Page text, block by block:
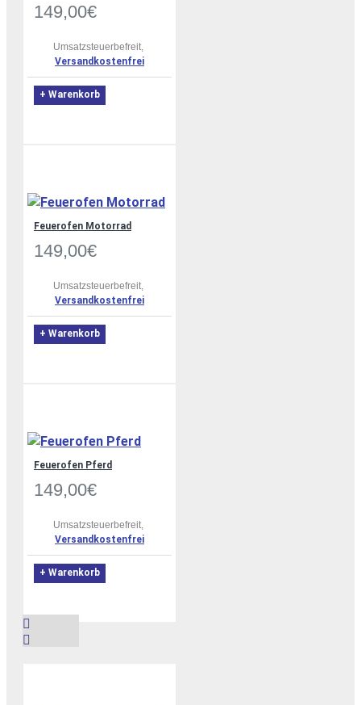
149,00€
Umsatzsteuerbefreit,
Versandkostenfrei
+ Warenkorb
Feuerofen Motorrad
149,00€
Umsatzsteuerbefreit,
Versandkostenfrei
+ Warenkorb
Feuerofen Pferd
149,00€
Umsatzsteuerbefreit,
Versandkostenfrei
+ Warenkorb